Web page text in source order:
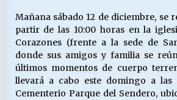
Mañana sábado 12 de diciembre, se
partir de las 10:00 horas en la
Corazones (frente a la sede de
donde sus amigos y familia se
últimos momentos de cuerpo
llevará a cabo este domingo a las
Cementerio Parque del Sendero,